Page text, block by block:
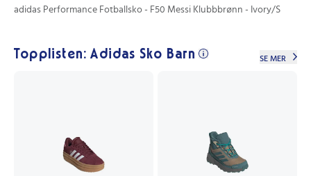
adidas Performance Fotballsko - F50 Messi Klubbbrønn - Ivory/S
Topplisten: Adidas Sko Barn SE MER